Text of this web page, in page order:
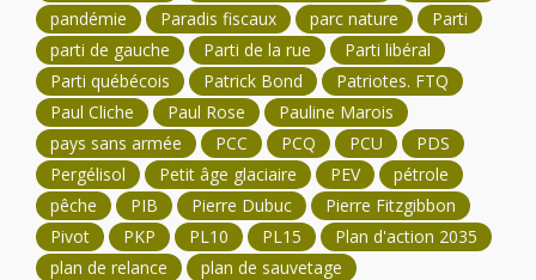
pandémie
Paradis fiscaux parc nature
Parti
parti de gauche
Parti de la rue
Parti libéral
Parti québécois
Patrick Bond
Patriotes. FTQ
Paul Cliche
Paul Rose
Pauline Marois
pays sans armée
PCC PCQ PCU
PDS
Pergélisol
Petit âge glaciaire PEV
pétrole
pêche
PIB Pierre Dubuc
Pierre Fitzgibbon
Pivot
PKP PL10 PL15
Plan d'action 2035
plan de relance
plan de sauvetage